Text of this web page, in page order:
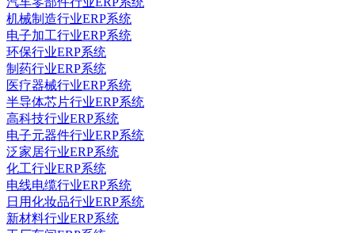
机械制造行业ERP系统
电子加工行业ERP系统
环保行业ERP系统
制药行业ERP系统
医疗器械行业ERP系统
半导体芯片行业ERP系统
高科技行业ERP系统
电子元器件行业ERP系统
泛家居行业ERP系统
化工行业ERP系统
电线电缆行业ERP系统
日用化妆品行业ERP系统
新材料行业ERP系统